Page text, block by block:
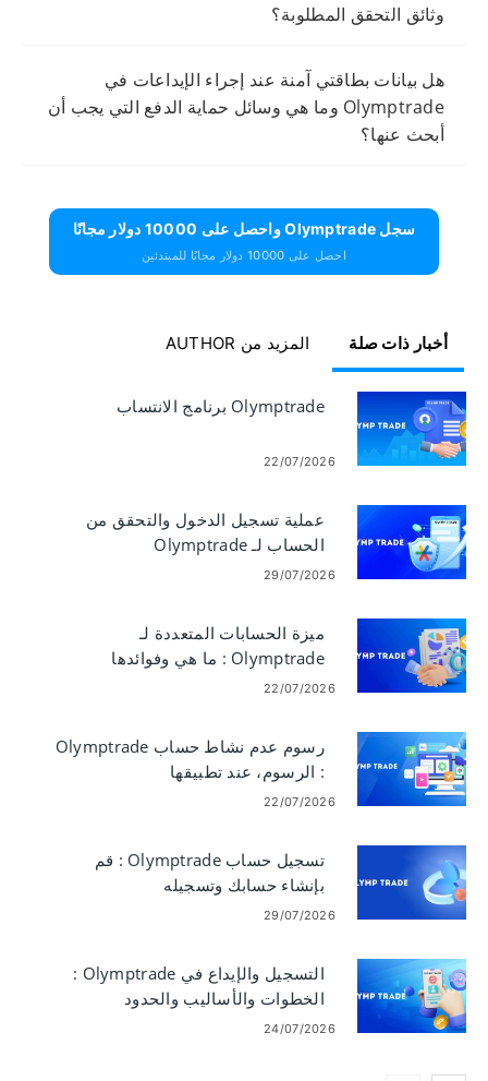
وثائق التحقق المطلوبة؟
هل بيانات بطاقتي آمنة عند إجراء الإيداعات في
Olymptrade وما هي وسائل حماية الدفع التي يجب أن
أبحث عنها؟
سجل Olymptrade واحصل على 10000 دولار مجانًا
احصل على 10000 دولار مجانًا للمبتدئين
المزيد من AUTHOR أخبار ذات صلة
Olymptrade برنامج الانتساب
22/07/2026
عملية تسجيل الدخول والتحقق من
الحساب لـ Olymptrade
29/07/2026
ميزة الحسابات المتعددة لـ
Olymptrade : ما هي وفوائدها
الرئيسية
22/07/2026
رسوم عدم نشاط حساب Olymptrade
: الرسوم، عند تطبيقها
22/07/2026
تسجيل حساب Olymptrade : قم
بإنشاء حسابك وتسجيله
29/07/2026
التسجيل والإيداع في Olymptrade :
الخطوات والأساليب والحدود
24/07/2026